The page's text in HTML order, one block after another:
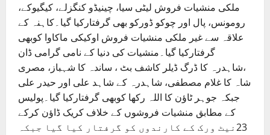
ملکی منشیات فروش لیٹی سیا، چینیڈو کنگزلے، کیگیوکے،
رومونس، پال اور چوکو ڈورکو بھی گرفتارکیا گیا۔کاہنہ کے
علاقہ سے غیر ملکی منشیات فروش اوکیکی ماکاوا کوبھی
گرفتارکیا گیا۔منشیات کی دنیا کے نامی گرامی ڈان
،شاہدرہ کا ڈرگ ڈیلر کاشف بٹ ، ساندہ کا شہباز، مصری
شاہ کا غلام مصطفی، شاہدرہ کے شاہد علی اور حیدر علی
جبکہ جوہر ٹاﺅن کا اللہ رکھا کوبھی گرفتارکیا گیا۔پولیس
کے مطابق منشیات فروشوں کے خلاف کریک ڈاﺅن کرکے
23نیٹ ورک کے کارندوں کو گرفتار کیا گیا جبکہ